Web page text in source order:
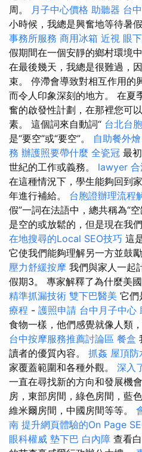
周。 月子中心價格 助聽器 台
小時候，我總是興奮地等待暑
事務所服務 商用冰箱 近視 眼
假期間在一個安靜的鄉村環境
在最後幾天，我總是很難過，
束。 停滯會導致對相互作用的
而令人印象深刻的地方。 在夏
奮的啟發性計劃，在那裡您可
素。 這個詞來自動詞“ 台北台
是“要空”或“要空”。 自助餐外燴
務 辦護照要帶什麼 全瓷冠 最
世紀的工作或義務。 lawyer
在這種情況下，學生能夠回到
年進行補給。 台胞證辦理流程
假”一詞在法語中，總共稱為“
是空的或放鬆的，但是現在我
在地搜尋的Local SEO技巧 這
它使我們能夠理解另一方並鼓
壓力舒緩按摩 我們與家人一起
假期3。 專家解釋了為什麼美
精準抓漏技術 雙下巴醫美 它們
療程 - 護照申請 台中月子中心
食物一樣，他們感覺就像人類
台中按摩服務推薦討論區 餐盒
讀者的優質內容。 抓姦 屋頂防
家覆蓋範圍和各種外觀。 深入
一直在尋找新的方向和發展機
房，東部房間，綠色房間，藍
維米爾房間，中國房間等等。
南 提升網頁體驗的On Page
眼科權威 墊下巴 白內障 查看